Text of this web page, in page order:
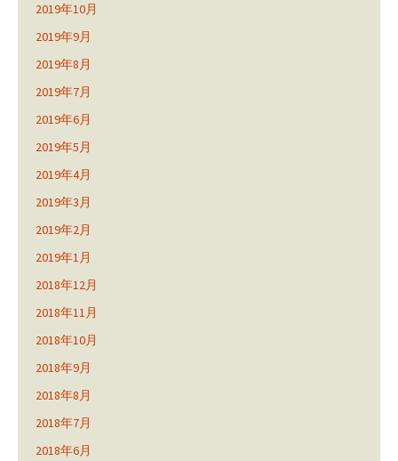
2019年10月
2019年9月
2019年8月
2019年7月
2019年6月
2019年5月
2019年4月
2019年3月
2019年2月
2019年1月
2018年12月
2018年11月
2018年10月
2018年9月
2018年8月
2018年7月
2018年6月